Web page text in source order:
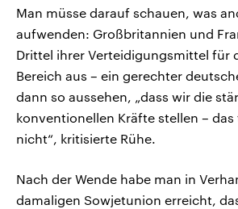
Man müsse darauf schauen, was
aufwenden: Großbritannien und
Drittel ihrer Verteidigungsmittel für
Bereich aus – ein gerechter
dann so aussehen, „dass wir die
konventionellen Kräfte stellen –
nicht“, kritisierte Rühe.
Nach der Wende habe man in
damaligen Sowjetunion erreicht,